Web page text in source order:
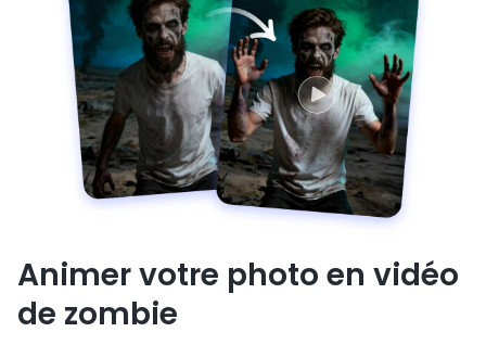
Animer votre photo en vidéo
de zombie